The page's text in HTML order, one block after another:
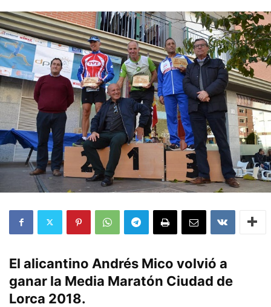
El alicantino Andrés Mico volvió a
ganar la Media Maratón Ciudad de
Lorca 2018.